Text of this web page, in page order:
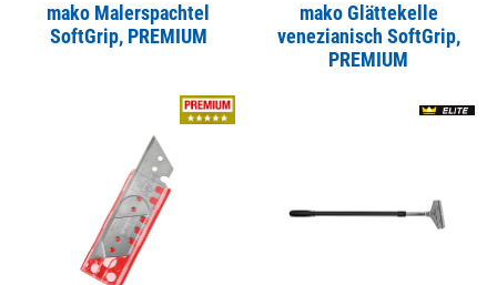
mako Malerspachtel
SoftGrip, PREMIUM
mako Glättekelle
venezianisch SoftGrip,
PREMIUM